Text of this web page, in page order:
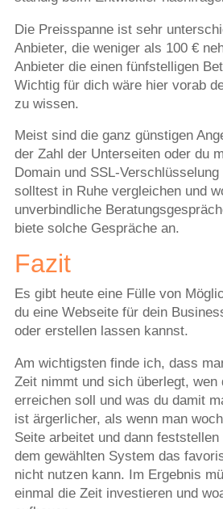
Die Preisspanne ist sehr
Anbieter, die weniger als 100 €
Anbieter die einen fünfstelligen
Wichtig für dich wäre hier vorab
zu wissen.
Meist sind die ganz günstigen
der Zahl der Unterseiten oder du
Domain und SSL-
solltest in Ruhe vergleichen und
unverbindliche
biete solche Gespräche an.
Fazit
Es gibt heute eine Fülle von
du eine Webseite für dein
oder erstellen lassen kannst.
Am wichtigsten finde ich, dass
Zeit nimmt und sich überlegt, wen
erreichen soll und was du damit
ist ärgerlicher, als wenn man
Seite arbeitet und dann
dem gewählten System das
nicht nutzen kann. Im Ergebnis
einmal die Zeit investieren und